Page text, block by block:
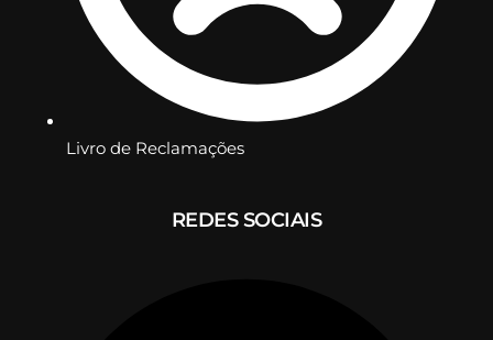
Livro de Reclamações
REDES SOCIAIS